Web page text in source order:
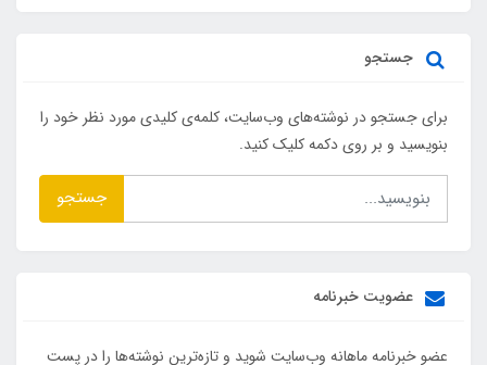
جستجو
برای جستجو در نوشته‌های وب‌سایت، کلمه‌ی کلیدی مورد نظر خود را
بنویسید و بر روی دکمه کلیک کنید.
جستجو
عضویت خبرنامه
عضو خبرنامه ماهانه وب‌سایت شوید و تازه‌ترین نوشته‌ها را در پست